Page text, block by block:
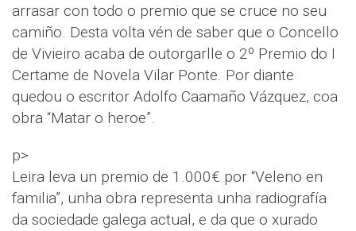
arrasar con todo o premio que se cruce no seu
camiño. Desta volta vén de saber que o Concello
de Vivieiro acaba de outorgarlle o 2º Premio do I
Certame de Novela Vilar Ponte. Por diante
quedou o escritor Adolfo Caamaño Vázquez, coa
obra “Matar o heroe”.
p>
Leira leva un premio de 1.000€ por “Veleno en
familia”, unha obra representa unha radiografía
da sociedade galega actual, e da que o xurado